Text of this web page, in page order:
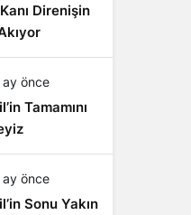
Direnişin
ay önce
Tamamını
ay önce
Sonu Yakın